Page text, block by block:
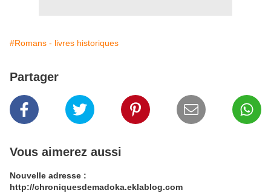
#Romans - livres historiques
Partager
Vous aimerez aussi
Nouvelle adresse :
http://chroniquesdemadoka.eklablog.com